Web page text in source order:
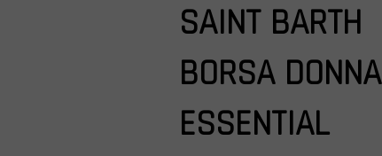
SAINT BARTH
BORSA DONNA
ESSENTIAL